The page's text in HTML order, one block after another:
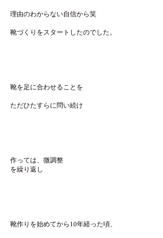
理由のわからない自信から笑
靴づくりをスタートしたのでした。
靴を足に合わせることを
ただひたすらに問い続け
作っては、微調整
を繰り返し
靴作りを始めてから10年経った頃、